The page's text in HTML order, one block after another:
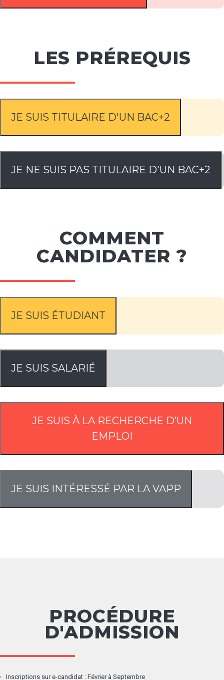
LES PRÉREQUIS
JE SUIS TITULAIRE D'UN BAC+2
JE NE SUIS PAS TITULAIRE D'UN BAC+2
COMMENT
CANDIDATER ?
JE SUIS ÉTUDIANT
JE SUIS SALARIÉ
JE SUIS À LA RECHERCHE D’UN
EMPLOI
JE SUIS INTÉRESSÉ PAR LA VAPP
PROCÉDURE
D'ADMISSION
Inscriptions sur e-candidat : Février à Septembre